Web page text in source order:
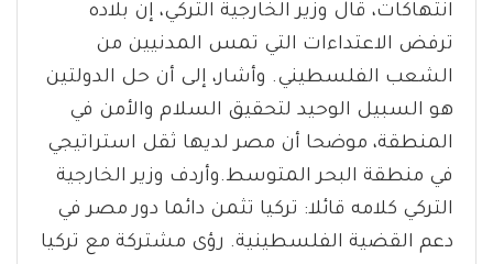
انتهاكات، قال وزير الخارجية التركي، إن بلاده
ترفض الاعتداءات التي تمس المدنيين من
الشعب الفلسطيني. وأشار، إلى أن حل الدولتين
هو السبيل الوحيد لتحقيق السلام والأمن في
المنطقة، موضحا أن مصر لديها ثقل استراتيجي
في منطقة البحر المتوسط.وأردف وزير الخارجية
التركي كلامه قائلا: تركيا تثمن دائما دور مصر في
دعم القضية الفلسطينية. رؤى مشتركة مع تركيا